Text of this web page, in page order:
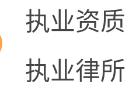
执业资质
执业律所